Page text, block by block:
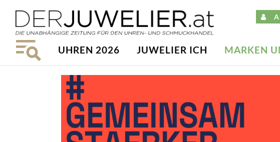
UHREN 2026 JUWELIER ICH MARKEN